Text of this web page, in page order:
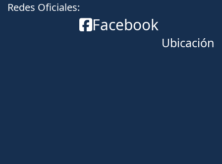
Redes Oficiales:
Facebook
Ubicación